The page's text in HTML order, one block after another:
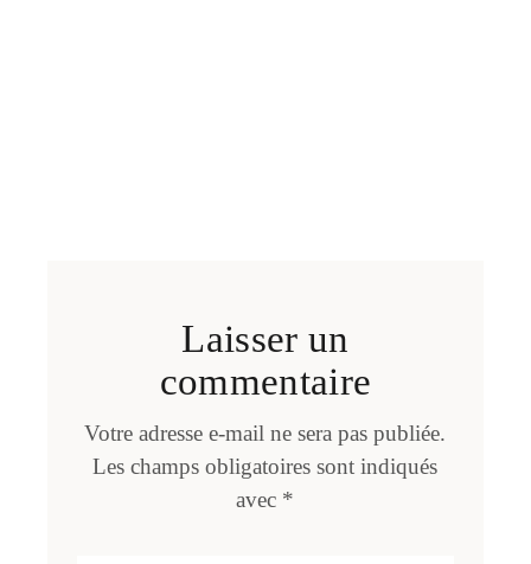
Laisser un
commentaire
Votre adresse e-mail ne sera pas publiée.
Les champs obligatoires sont indiqués
avec *